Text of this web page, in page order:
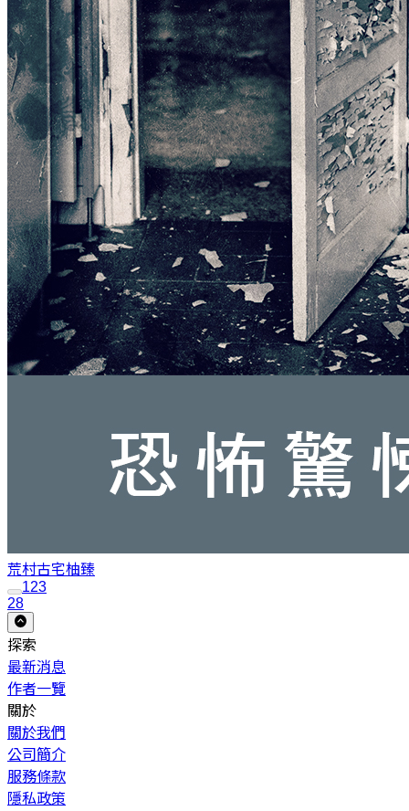
荒村古宅柚臻
123
28
探索
最新消息
作者一覽
關於
關於我們
公司簡介
服務條款
隱私政策